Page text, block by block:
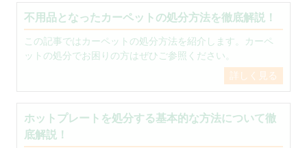
不用品となったカーペットの処分方法を徹底解説！
この記事ではカーペットの処分方法を紹介します。カーペ
ットの処分でお困りの方はぜひご参照ください。
詳しく見る
ホットプレートを処分する基本的な方法について徹
底解説！